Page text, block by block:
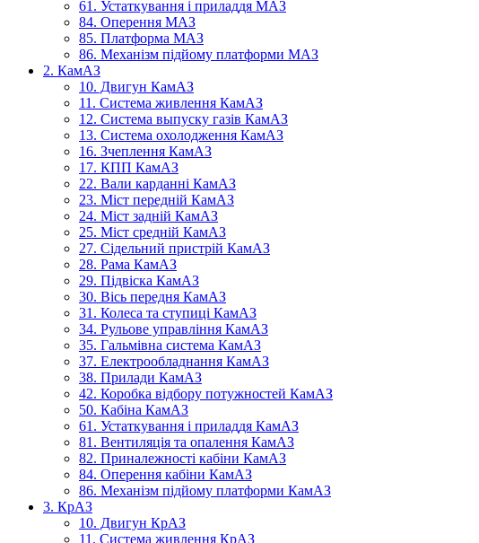
61. Устаткування і приладдя МАЗ
84. Оперення МАЗ
85. Платформа МАЗ
86. Механізм підйому платформи МАЗ
2. КамАЗ
10. Двигун КамАЗ
11. Система живлення КамАЗ
12. Система выпуску газів КамАЗ
13. Система охолодження КамАЗ
16. Зчеплення КамАЗ
17. КПП КамАЗ
22. Вали карданні КамАЗ
23. Міст передній КамАЗ
24. Міст задній КамАЗ
25. Міст средній КамАЗ
27. Сідельний пристрій КамАЗ
28. Рама КамАЗ
29. Підвіска КамАЗ
30. Вісь передня КамАЗ
31. Колеса та ступиці КамАЗ
34. Рульове управління КамАЗ
35. Гальмівна система КамАЗ
37. Електрообладнання КамАЗ
38. Прилади КамАЗ
42. Коробка відбору потужностей КамАЗ
50. Кабіна КамАЗ
61. Устаткування і приладдя КамАЗ
81. Вентиляція та опалення КамАЗ
82. Приналежності кабіни КамАЗ
84. Оперення кабіни КамАЗ
86. Механізм підйому платформи КамАЗ
3. КрАЗ
10. Двигун КрАЗ
11. Система живлення КрАЗ